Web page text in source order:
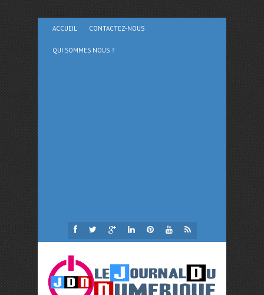
ACCUEIL CONTACTEZ-NOUS
QUI SOMMES NOUS ?